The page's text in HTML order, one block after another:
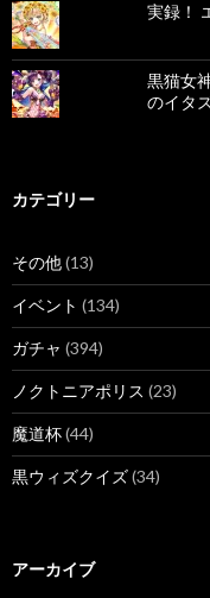
実録！
黒猫女
のイタ
カテゴリー
その他(13)
イベント (134)
ガチャ (394)
ノクトニアポリス (23)
魔道杯(44)
黒ウィズクイズ(34)
アーカイブ